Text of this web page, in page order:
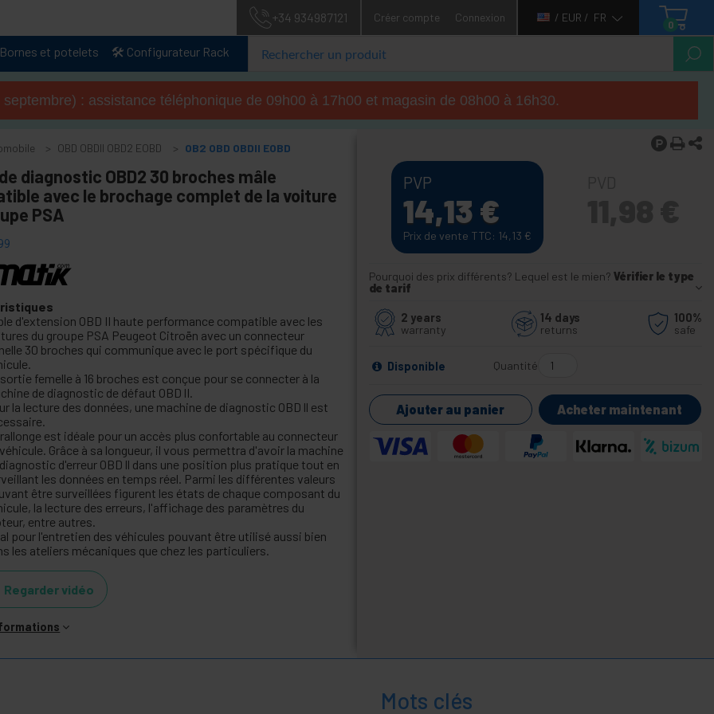
+34 934987121 Créer compte Connexion / EUR / FR
0
Bornes et potelets 🛠️ Configurateur Rack
: assistance téléphonique de 09h00 à 17h00 et magasin de 08h00 à 16h30.
OBD OBDII OBD2 EOBD OB2 OBD OBDII EOBD
diagnostic OBD2 30 broches mâle
avec le brochage complet de la voiture
PSA
d'extension OBD II haute performance compatible avec les
du groupe PSA Peugeot Citroën avec un connecteur
30 broches qui communique avec le port spécifique du
femelle à 16 broches est conçue pour se connecter à la
de diagnostic de défaut OBD lI.
la lecture des données, une machine de diagnostic OBD ll est
est idéale pour un accès plus confortable au connecteur
Grâce à sa longueur, il vous permettra d'avoir la machine
d'erreur OBD ll dans une position plus pratique tout en
les données en temps réel. Parmi les différentes valeurs
être surveillées figurent les états de chaque composant du
la lecture des erreurs, l'affichage des paramètres du
entre autres.
pour l'entretien des véhicules pouvant être utilisé aussi bien
les ateliers mécaniques que chez les particuliers.
Regarder vidéo
PVP
14,13 €
Prix de vente TTC: 14,13 €
Pourquoi des prix différents? Lequel est le mien? Vérifier le type
de tarif
2 years
warranty
14 days
returns
100%
safe
Disponible Quantité
Ajouter au panier Acheter maintenant
Mots clés